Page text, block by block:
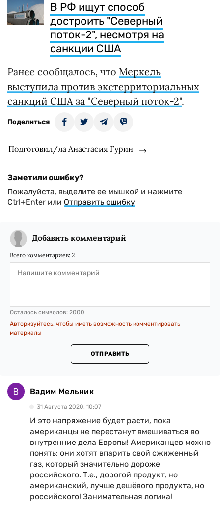
В РФ ищут способ
достроить "Северный
поток-2", несмотря на
санкции США
Ранее сообщалось, что Меркель
выступила против экстерриториальных
санкций США за "Северный поток-2".
Поделиться
Подготовил/ла Анастасия Гурин
Заметили ошибку?
Пожалуйста, выделите ее мышкой и нажмите
Ctrl+Enter или Отправить ошибку
Добавить комментарий
Всего комментариев: 2
Осталось символов: 2000
Авторизуйтесь, чтобы иметь возможность комментировать
материалы
ОТПРАВИТЬ
Вадим Мельник
31 Августа 2020, 10:07
И это напряжение будет расти, пока
американцы не перестанут вмешиваться во
внутренние дела Европы! Американцев можно
понять: они хотят впарить свой сжиженный
газ, который значительно дороже
российского. Т.е., дорогой продукт, но
американский, лучше дешёвого продукта, но
российского! Занимательная логика!